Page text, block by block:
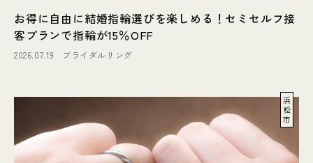
お得に自由に結婚指輪選びを楽しめる！セミセルフ接
客プランで指輪が15％OFF
2026.07.19 ブライダルリング
浜
松
市